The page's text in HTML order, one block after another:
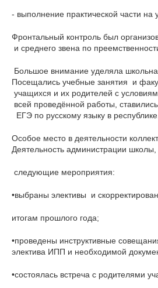
- выполнение практической части
Фронтальный контроль был
и среднего звена по
Большое внимание уделяла
Посещались учебные занятия  и
учащихся и их родителей с
всей проведённой работы,
ЕГЭ по русскому языку в республике.
Особое место в деятельности
Деятельность администрации
следующие мероприятия:
•выбраны элективы  и
итогам прошлого года;
•проведены инструктивные
электива ИПП и необходимой
•состоялась встреча с родителями